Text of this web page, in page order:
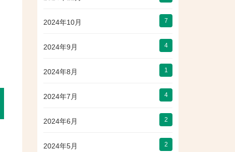
2024年10月 7
2024年9月 4
2024年8月 1
2024年7月 4
2024年6月 2
2024年5月 2